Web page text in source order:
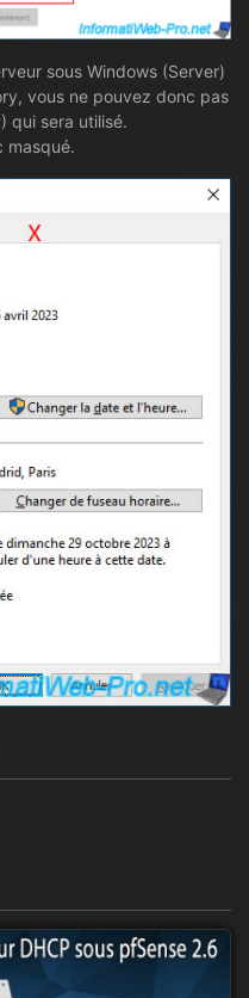
sous Windows (Server)
vous ne pouvez donc pas
qui sera utilisé.
masqué.